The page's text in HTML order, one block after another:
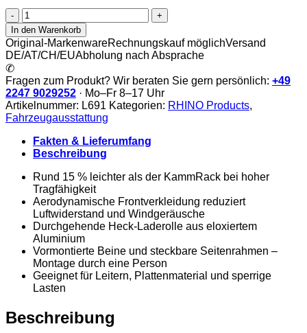
Rhino
KammEdge
Menge
In den Warenkorb
Original-MarkenwareRechnungskauf möglichVersand
DE/AT/CH/EUAbholung nach Absprache
✆
Fragen zum Produkt? Wir beraten Sie gern persönlich: +49
2247 9029252 · Mo–Fr 8–17 Uhr
Artikelnummer: L691 Kategorien: RHINO Products,
Fahrzeugausstattung
Fakten & Lieferumfang
Beschreibung
Rund 15 % leichter als der KammRack bei hoher
Tragfähigkeit
Aerodynamische Frontverkleidung reduziert
Luftwiderstand und Windgeräusche
Durchgehende Heck-Laderolle aus eloxiertem
Aluminium
Vormontierte Beine und steckbare Seitenrahmen –
Montage durch eine Person
Geeignet für Leitern, Plattenmaterial und sperrige
Lasten
Beschreibung